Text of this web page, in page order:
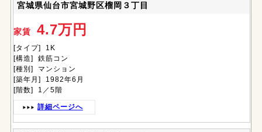
宮城県仙台市宮城野区榴岡３丁目
家賃 4.7万円
[タイプ] 1K
[構造] 鉄筋コン
[種別] マンション
[築年月] 1982年6月
[階数] 1／5階
詳細ページへ